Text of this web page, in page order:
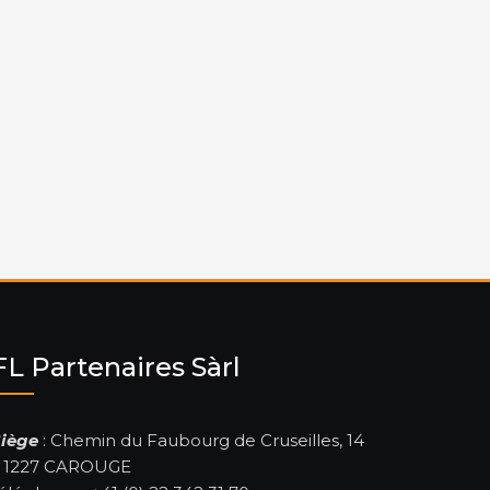
Partenaires Sàrl
: Chemin du Faubourg de Cruseilles, 14
1227 CAROUGE